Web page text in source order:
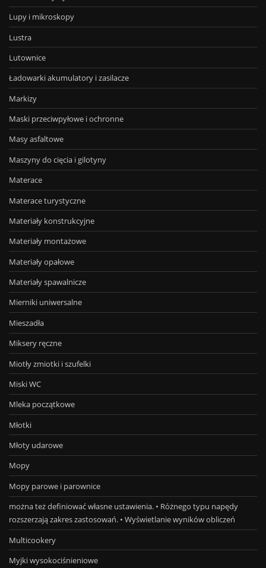
Lupy i mikroskopy
Lustra
Lutownice
Ładowarki akumulatory i zasilacze
Markizy
Maski przeciwpyłowe i ochronne
Masy asfaltowe
Maszyny do cięcia i gilotyny
Materace
Materace turystyczne
Materiały konstrukcyjne
Materiały montażowe
Materiały opałowe
Materiały spawalnicze
Mierniki uniwersalne
Mieszadła
Miksery ręczne
Miotły zmiotki i szufelki
Miski WC
Mleka początkowe
Młotki
Młoty udarowe
Mopy
Mopy parowe i parownice
można też definiować własne ustawienia. • Różnego typu napędy
rozszerzają zakres zastosowań. • Wyświetlanie wyników obliczeń
Multicookery
Myjki wysokociśnieniowe